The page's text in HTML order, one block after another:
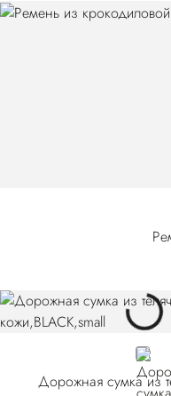
BLACK
Дорожная сумка из